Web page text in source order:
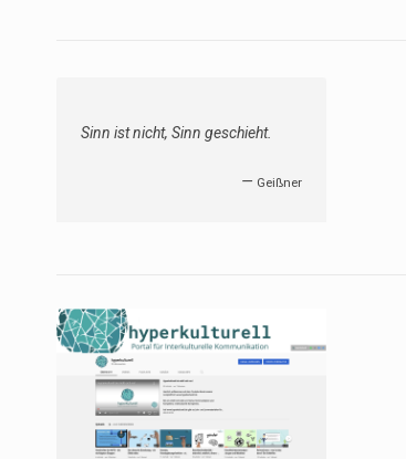
Sinn ist nicht, Sinn geschieht.
— Geißner